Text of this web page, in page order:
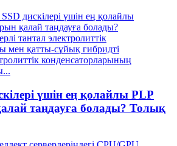
үшін ең қолайлы PLP
таңдауға болады? Толық